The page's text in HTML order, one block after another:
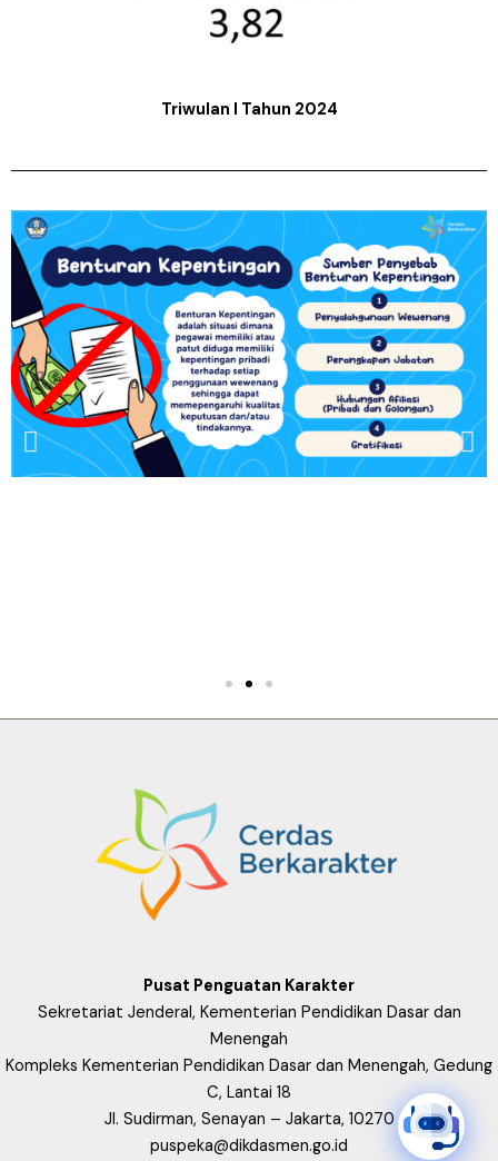
Triwulan I Tahun 2024
Pusat Penguatan Karakter
Sekretariat Jenderal, Kementerian Pendidikan Dasar dan
Menengah
Kompleks Kementerian Pendidikan Dasar dan Menengah, Gedung
C, Lantai 18
Jl. Sudirman, Senayan – Jakarta, 10270
puspeka@dikdasmen.go.id